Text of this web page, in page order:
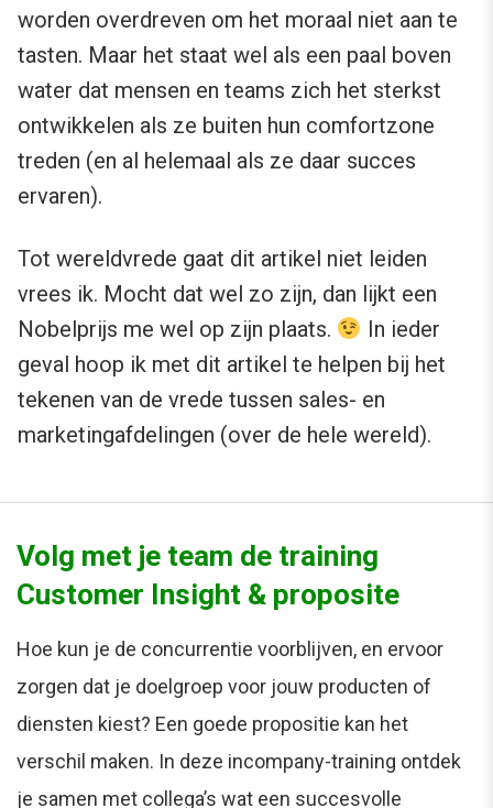
worden overdreven om het moraal niet aan te
tasten. Maar het staat wel als een paal boven
water dat mensen en teams zich het sterkst
ontwikkelen als ze buiten hun comfortzone
treden (en al helemaal als ze daar succes
ervaren).
Tot wereldvrede gaat dit artikel niet leiden
vrees ik. Mocht dat wel zo zijn, dan lijkt een
Nobelprijs me wel op zijn plaats.
In ieder
geval hoop ik met dit artikel te helpen bij het
tekenen van de vrede tussen sales- en
marketingafdelingen (over de hele wereld).
Volg met je team de training
Customer Insight & proposite
Hoe kun je de concurrentie voorblijven, en ervoor
zorgen dat je doelgroep voor jouw producten of
diensten kiest? Een goede propositie kan het
verschil maken. In deze incompany-training ontdek
je samen met collega’s wat een succesvolle